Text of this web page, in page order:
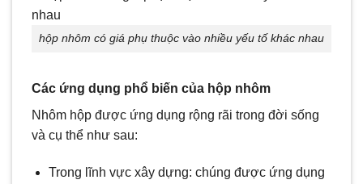
hộp nhôm có giá phụ thuộc vào nhiều yếu tố khác nhau
Các ứng dụng phổ biến của hộp nhôm
Nhôm hộp được ứng dụng rộng rãi trong đời sống
và cụ thể như sau:
Trong lĩnh vực xây dựng: chúng được ứng dụng